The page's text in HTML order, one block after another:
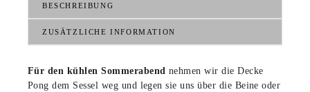
BESCHREIBUNG
ZUSÄTZLICHE INFORMATION
Für den kühlen Sommerabend nehmen wir die Decke
Pong dem Sessel weg und legen sie uns über die Beine oder